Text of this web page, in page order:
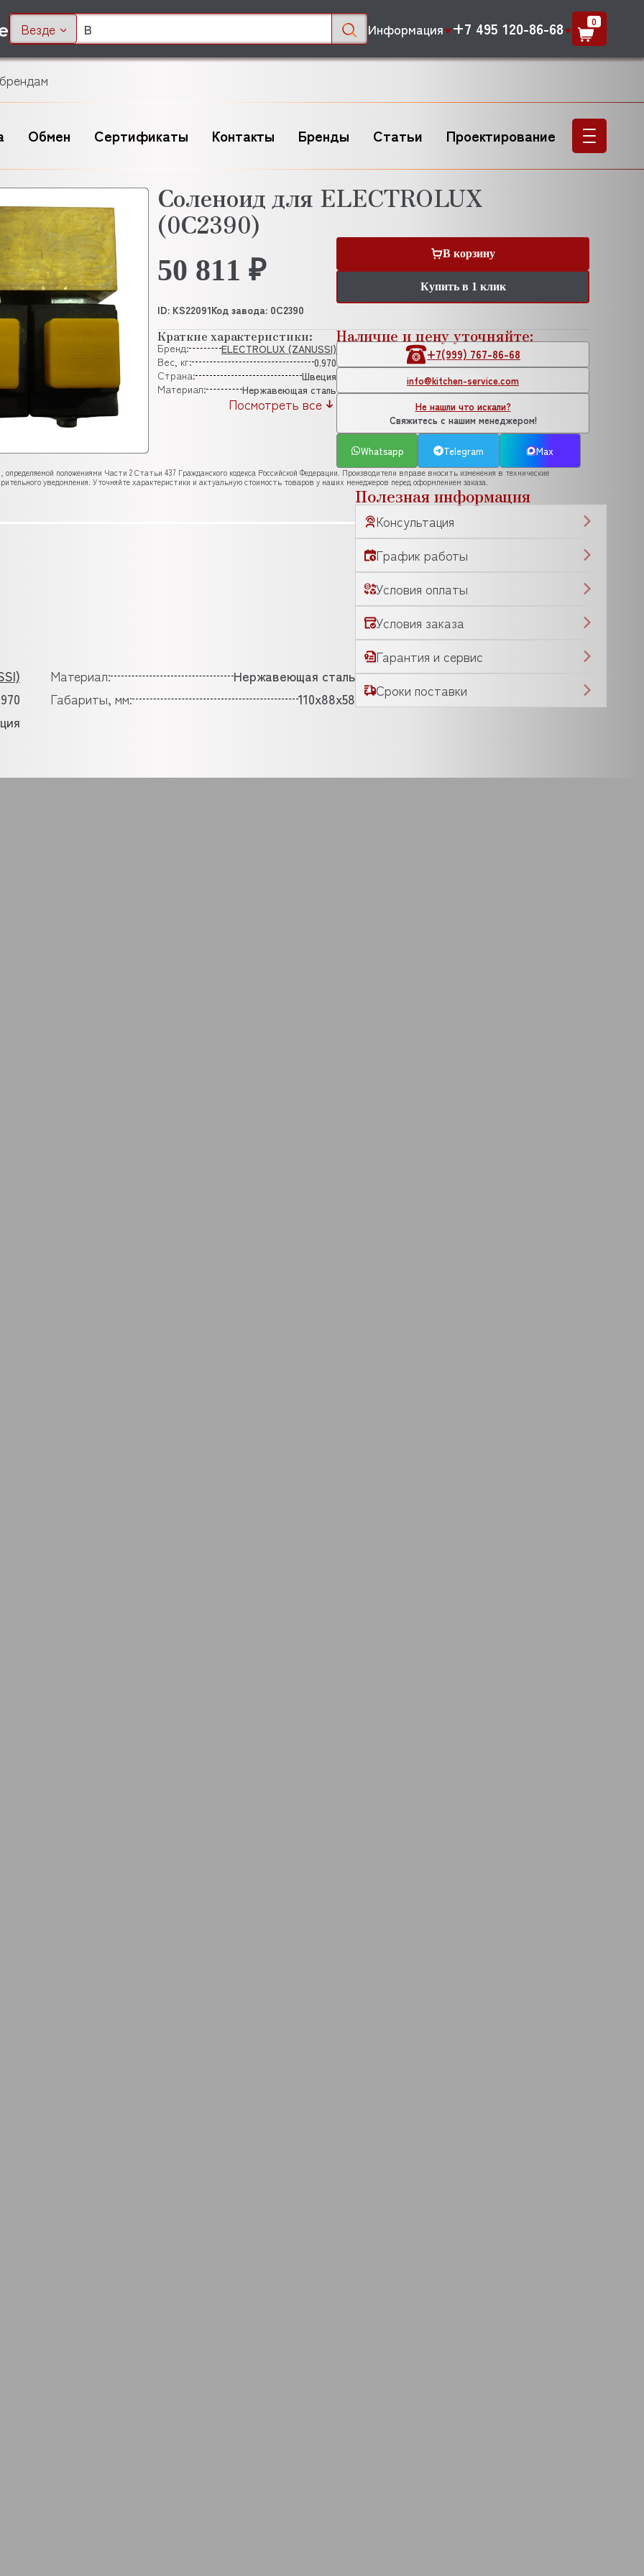
Везде Информация +7 495 120-86-68 0
Обмен Сертификаты Контакты Бренды Статьи Проектирование
Соленоид для ELECTROLUX
(0С2390)
50 811 ₽
В корзину
Купить в 1 клик
ID: KS22091Код завода: 0C2390
Краткие характеристики:
Бренд:
ELECTROLUX (ZANUSSI)
Вес, кг:
0.970
Страна:
Швеция
Материал:
Нержавеющая сталь
Посмотреть все
Наличие и цену уточняйте:
+7(999) 767-86-68
info@kitchen-service.com
Не нашли что искали?
Свяжитесь с нашим менеджером!
Whatsapp Telegram Max
положениями Части 2 Статьи 437 Гражданского кодекса Российской Федерации. Производители вправе вносить изменения в технические
уведомления. Уточняйте характеристики и актуальную стоимость товаров у наших менеджеров перед оформлением заказа.
Материал:
Нержавеющая сталь
Габариты, мм:
110x88x58
Полезная информация
Консультация
График работы
Условия оплаты
Условия заказа
Гарантия и сервис
Сроки поставки